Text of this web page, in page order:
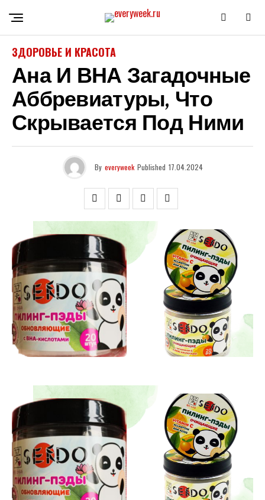
ЗДОРОВЬЕ И КРАСОТА
Ана И ВНА Загадочные
Аббревиатуры, Что
Скрывается Под Ними
By everyweek Published 17.04.2024